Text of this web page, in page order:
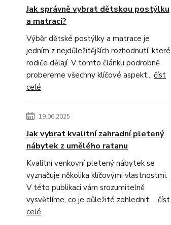
Jak správně vybrat dětskou postýlku
a matraci?
Výběr dětské postýlky a matrace je
jedním z nejdůležitějších rozhodnutí, které
rodiče dělají. V tomto článku podrobně
probereme všechny klíčové aspekt... číst
celé
19.06.2025
Jak vybrat kvalitní zahradní pletený
nábytek z umělého ratanu
Kvalitní venkovní pletený nábytek se
vyznačuje několika klíčovými vlastnostmi.
V této publikaci vám srozumitelně
vysvětlíme, co je důležité zohlednit ... číst
celé